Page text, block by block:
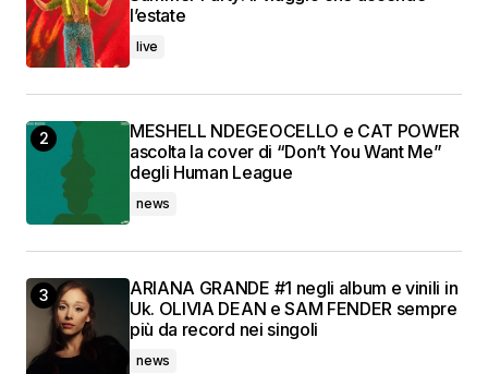
l’estate
live
MESHELL NDEGEOCELLO e CAT POWER
ascolta la cover di “Don’t You Want Me”
degli Human League
news
ARIANA GRANDE #1 negli album e vinili in
Uk. OLIVIA DEAN e SAM FENDER sempre
più da record nei singoli
news